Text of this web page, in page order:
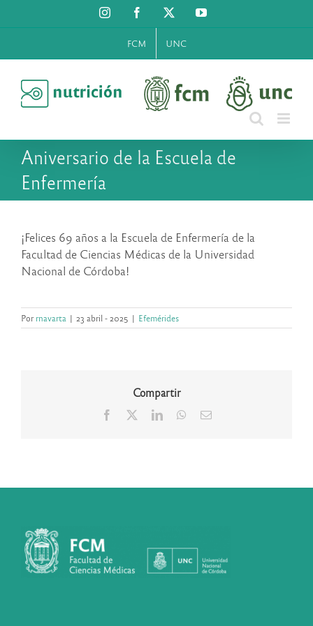
al
InstagramFacebook YouTube
FCM UNC
Aniversario de la Escuela de
Enfermería
¡Felices 69 años a la Escuela de Enfermería de la
Facultad de Ciencias Médicas de la Universidad
Nacional de Córdoba!
Porrnavarta | 23 abril - 2025 | Efemérides
Compartir
Facebook LinkedInWhatsApp
Correo